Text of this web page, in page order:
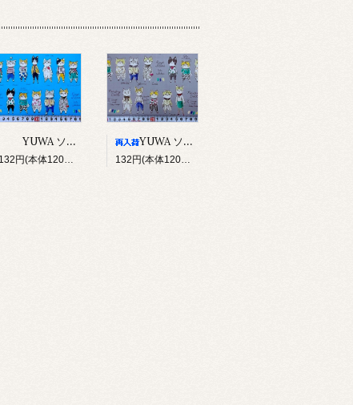
YUWA ソバカスキッズ Rough sketch（ブルー）
132円(本体120円、税12円)
YUWA ソバカスキッズ Rough sketch（グレー）
132円(本体120円、税12円)